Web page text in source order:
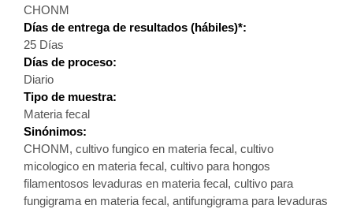
CHONM
Días de entrega de resultados (hábiles)*:
25 Días
Días de proceso:
Diario
Tipo de muestra:
Materia fecal
Sinónimos:
CHONM, cultivo fungico en materia fecal, cultivo
micologico en materia fecal, cultivo para hongos
filamentosos levaduras en materia fecal, cultivo para
fungigrama en materia fecal, antifungigrama para levaduras